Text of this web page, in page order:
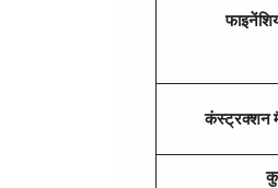
कंस्ट्रक्शन